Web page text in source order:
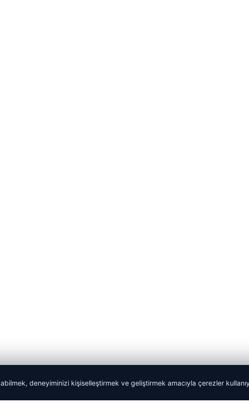
deneyiminizi kişiselleştirmek ve geliştirmek amacıyla çerezler